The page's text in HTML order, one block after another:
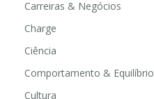
Carreiras & Negócios
Charge
Ciência
Comportamento & Equilíbrio
Cultura